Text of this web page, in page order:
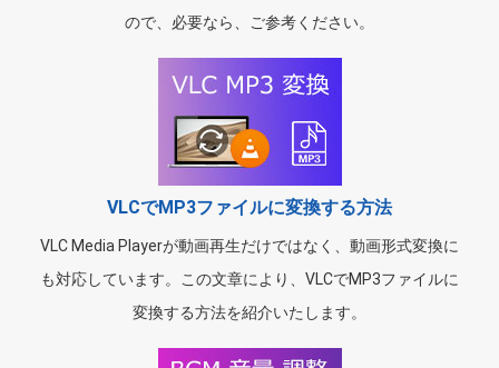
ので、必要なら、ご参考ください。
VLCでMP3ファイルに変換する方法
VLC Media Playerが動画再生だけではなく、動画形式変換に
も対応しています。この文章により、VLCでMP3ファイルに
変換する方法を紹介いたします。